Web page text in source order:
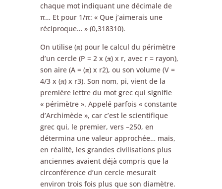
chaque mot indiquant une décimale de
π… Et pour 1/π: « Que j’aimerais une
réciproque… » (0,318310).
On utilise (𝛑) pour le calcul du périmètre
d’un cercle (P = 2 x (𝛑) x r, avec r = rayon),
son aire (A = (𝛑) x r2), ou son volume (V =
4/3 x (𝛑) x r3). Son nom, pi, vient de la
première lettre du mot grec qui signifie
« périmètre ». Appelé parfois « constante
d’Archimède », car c’est le scientifique
grec qui, le premier, vers –250, en
détermina une valeur approchée… mais,
en réalité, les grandes civilisations plus
anciennes avaient déjà compris que la
circonférence d’un cercle mesurait
environ trois fois plus que son diamètre.